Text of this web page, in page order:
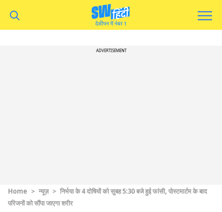
ADVERTISEMENT
Home > न्यूज़ > निर्भया के 4 दोषियों को सुबह 5:30 बजे हुई फांसी, पोस्टमार्टम के बाद
परिजनों को सौंपा जाएगा शरीर